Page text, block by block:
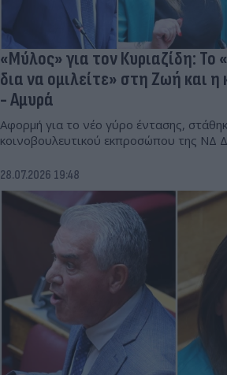
«Μύλος» για τον Κυριαζίδη: Το
δια να ομιλείτε» στη Ζωή και
- Αμυρά
Αφορμή για το νέο γύρο έντασης,
κοινοβουλευτικού εκπροσώπου της ΝΔ
28.07.2026 19:48